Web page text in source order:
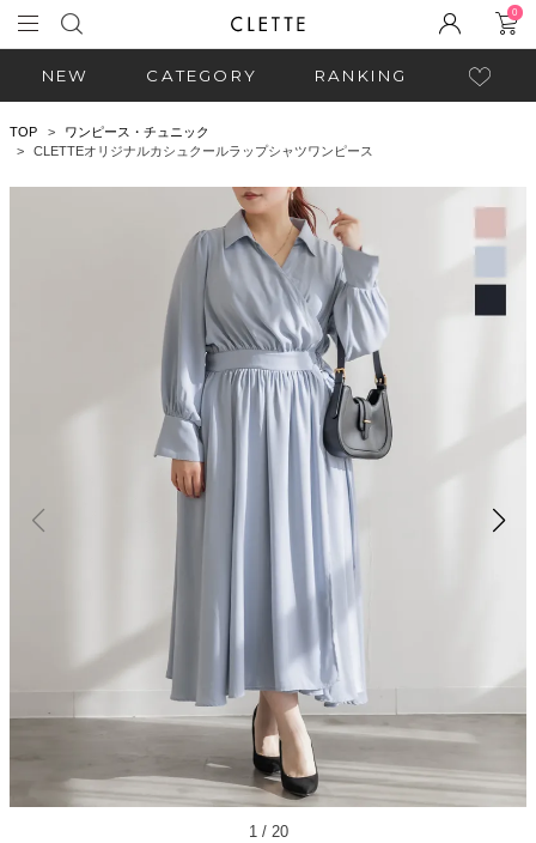
0
NEW CATEGORY RANKING
TOP
ワンピース・チュニック
CLETTEオリジナルカシュクールラップシャツワンピース
1/ 20